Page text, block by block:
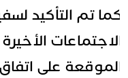
تم التأكيد
على